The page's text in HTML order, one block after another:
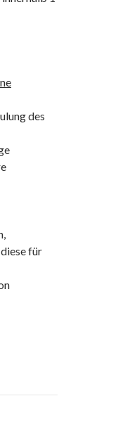
des
für